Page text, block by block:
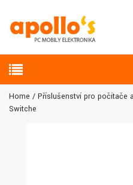
Home Příslušenství pro počítače
Switche